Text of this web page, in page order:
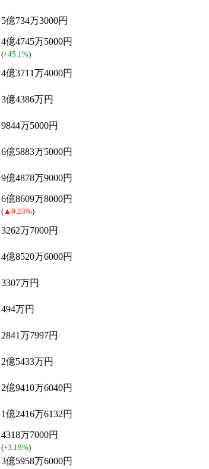
5億734万3000円
4億4745万5000円
(+45.1%)
4億3711万4000円
3億4386万円
9844万5000円
6億5883万5000円
9億4878万9000円
6億8609万8000円
( ▲0.23%)
3262万7000円
4億8520万6000円
3307万円
494万円
2841万7997円
2億5433万円
2億9410万6040円
1億2416万6132円
4318万7000円
(+3.19%)
3億5958万6000円